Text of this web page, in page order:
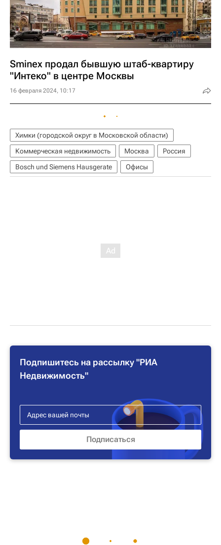
Sminex продал бывшую штаб-квартиру
"Интеко" в центре Москвы
16 февраля 2024, 10:17
Химки (городской округ в Московской области)
Коммерческая недвижимость
Москва
Россия
Bosch und Siemens Hausgerate
Офисы
Подпишитесь на рассылку "РИА
Недвижимость"